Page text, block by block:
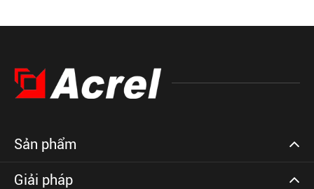
Sản phẩm
Giải pháp